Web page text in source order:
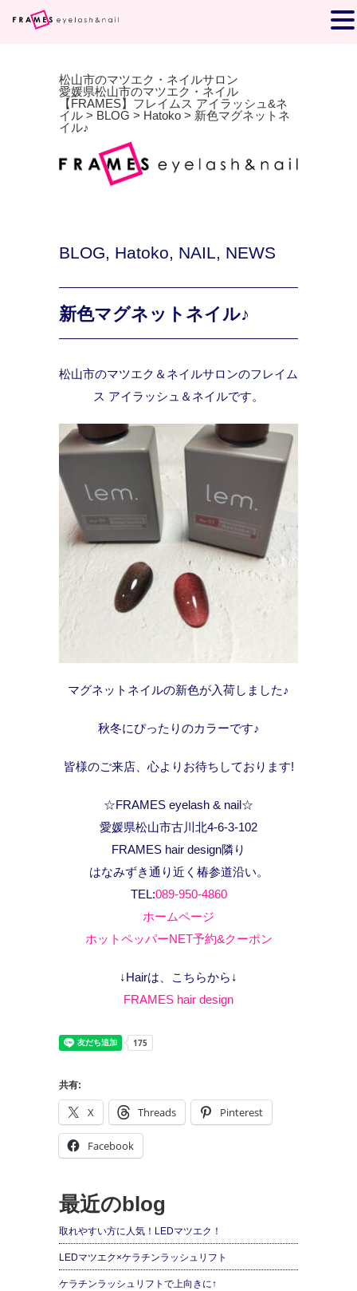
松山市のマツエク・ネイルサロン
愛媛県松山市のマツエク・ネイル
【FRAMES】フレイムス アイラッシュ&ネ
イル > BLOG > Hatoko > 新色マグネットネ
イル♪
BLOG, Hatoko, NAIL, NEWS
新色マグネットネイル♪
松山市のマツエク＆ネイルサロンのフレイム
ス アイラッシュ＆ネイルです。
マグネットネイルの新色が入荷しました♪
秋冬にぴったりのカラーです♪
皆様のご来店、心よりお待ちしております!
☆FRAMES eyelash & nail☆
愛媛県松山市古川北4-6-3-102
FRAMES hair design隣り
はなみずき通り近く椿参道沿い。
TEL:089-950-4860
ホームページ
ホットペッパーNET予約&クーポン
↓Hairは、こちらから↓
FRAMES hair design
共有:
X Threads Pinterest
Facebook
最近のblog
取れやすい方に人気！LEDマツエク！
LEDマツエク×ケラチンラッシュリフト
ケラチンラッシュリフトで上向きに↑